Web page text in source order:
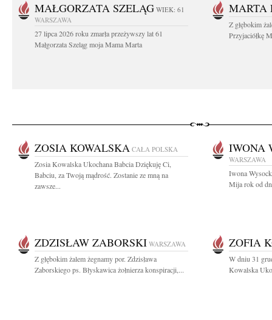
MAŁGORZATA SZELĄG WIEK: 61
WARSZAWA
27 lipca 2026 roku zmarła przeżywszy lat 61
Małgorzata Szeląg moja Mama Marta
MARTA
Z głębokim
Przyjaciółkę
ZOSIA KOWALSKA CAŁA POLSKA
Zosia Kowalska Ukochana Babcia Dziękuję Ci,
Babciu, za Twoją mądrość. Zostanie ze mną na
zawsze...
IWONA
WARSZAWA
Iwona
Mija rok od
ZDZISŁAW ZABORSKI WARSZAWA
Z głębokim żalem żegnamy por. Zdzisława
Zaborskiego ps. Błyskawica żołnierza konspiracji,...
ZOFIA
W dniu 31
Kowalska